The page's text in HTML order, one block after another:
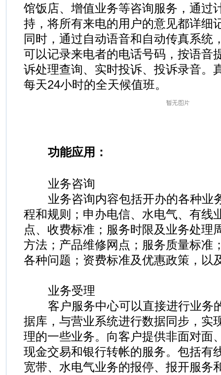
馆饭店、增值业务等咨询服务，通过
持，将所有来电的用户的意见都详细
同时，通过自动语音和自动传真系统
可以记录来电者的电话号码，按语音
诉处理查询、实时投诉、投诉录音。
每天24小时的全天候值班。
功能应用：
业务咨询
业务咨询内容包括开办的各种业
程和规则；申办电信、水电气、有线
点、收费标准；服务时限及业务处理
方法；产品维修网点；服务质量标准
各种问题；资费标准及优惠政策，以
业务受理
客户服务中心可以直接进行业务
据库，与营业系统进行数据同步，实
理的一些业务。向客户提供非面对面
现金交易和银行转帐的服务。包括有
宽带、水电气业务的报停、报开服务